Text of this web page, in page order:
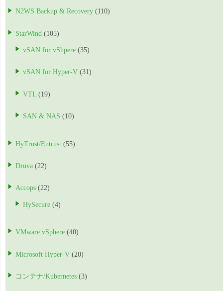
N2WS Backup & Recovery (110)
StarWind (105)
vSAN for vShpere (35)
vSAN for Hyper-V (31)
VTL (19)
SAN & NAS (10)
HyTrust/Entrust (55)
Druva (22)
Accops (22)
HySecure (4)
VMware vSphere (40)
Microsoft Hyper-V (20)
コンテナ/Kubernetes (3)